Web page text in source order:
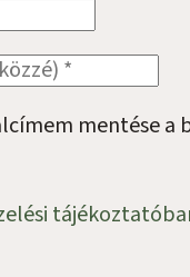
mentése a